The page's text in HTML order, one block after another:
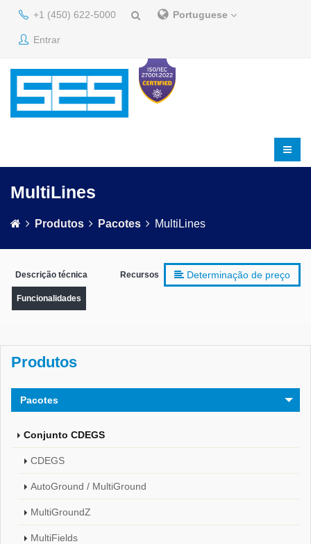
+1 (450) 622-5000 Portuguese
Entrar
MultiLines
Produtos Pacotes MultiLines
Determinação de preço
Descrição técnica Recursos
Funcionalidades
Produtos
Pacotes
Conjunto CDEGS
CDEGS
AutoGround / MultiGround
MultiGroundZ
MultiFields